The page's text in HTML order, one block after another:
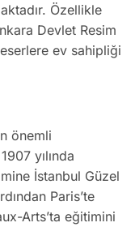
Özellikle
Devlet Resim
ev sahipliği
önemli
yılında
İstanbul Güzel
Paris’te
Arts’ta eğitimini